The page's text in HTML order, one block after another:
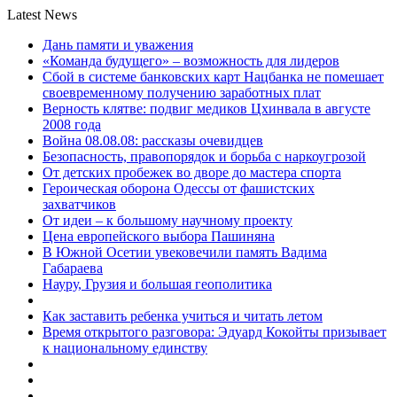
Latest News
Дань памяти и уважения
«Команда будущего» – возможность для лидеров
Сбой в системе банковских карт Нацбанка не помешает
своевременному получению заработных плат
Верность клятве: подвиг медиков Цхинвала в августе
2008 года
Война 08.08.08: рассказы очевидцев
Безопасность, правопорядок и борьба с наркоугрозой
От детских пробежек во дворе до мастера спорта
Героическая оборона Одессы от фашистских
захватчиков
От идеи – к большому научному проекту
Цена европейского выбора Пашиняна
В Южной Осетии увековечили память Вадима
Габараева
Науру, Грузия и большая геополитика
Как заставить ребенка учиться и читать летом
Время открытого разговора: Эдуард Кокойты призывает
к национальному единству